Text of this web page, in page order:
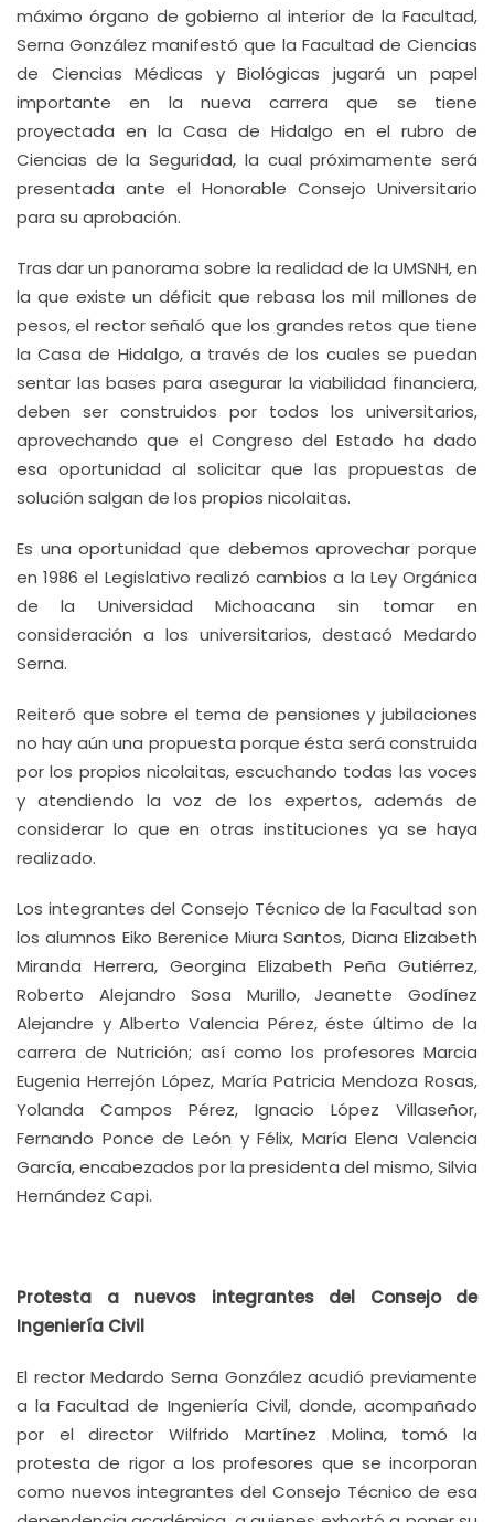
máximo órgano de gobierno al interior de la Facultad,
Serna González manifestó que la Facultad de Ciencias
de Ciencias Médicas y Biológicas jugará un papel
importante en la nueva carrera que se tiene
proyectada en la Casa de Hidalgo en el rubro de
Ciencias de la Seguridad, la cual próximamente será
presentada ante el Honorable Consejo Universitario
para su aprobación.
Tras dar un panorama sobre la realidad de la UMSNH, en
la que existe un déficit que rebasa los mil millones de
pesos, el rector señaló que los grandes retos que tiene
la Casa de Hidalgo, a través de los cuales se puedan
sentar las bases para asegurar la viabilidad financiera,
deben ser construidos por todos los universitarios,
aprovechando que el Congreso del Estado ha dado
esa oportunidad al solicitar que las propuestas de
solución salgan de los propios nicolaitas.
Es una oportunidad que debemos aprovechar porque
en 1986 el Legislativo realizó cambios a la Ley Orgánica
de la Universidad Michoacana sin tomar en
consideración a los universitarios, destacó Medardo
Serna.
Reiteró que sobre el tema de pensiones y jubilaciones
no hay aún una propuesta porque ésta será construida
por los propios nicolaitas, escuchando todas las voces
y atendiendo la voz de los expertos, además de
considerar lo que en otras instituciones ya se haya
realizado.
Los integrantes del Consejo Técnico de la Facultad son
los alumnos Eiko Berenice Miura Santos, Diana Elizabeth
Miranda Herrera, Georgina Elizabeth Peña Gutiérrez,
Roberto Alejandro Sosa Murillo, Jeanette Godínez
Alejandre y Alberto Valencia Pérez, éste último de la
carrera de Nutrición; así como los profesores Marcia
Eugenia Herrejón López, María Patricia Mendoza Rosas,
Yolanda Campos Pérez, Ignacio López Villaseñor,
Fernando Ponce de León y Félix, María Elena Valencia
García, encabezados por la presidenta del mismo, Silvia
Hernández Capi.
Protesta a nuevos integrantes del Consejo de
Ingeniería Civil
El rector Medardo Serna González acudió previamente
a la Facultad de Ingeniería Civil, donde, acompañado
por el director Wilfrido Martínez Molina, tomó la
protesta de rigor a los profesores que se incorporan
como nuevos integrantes del Consejo Técnico de esa